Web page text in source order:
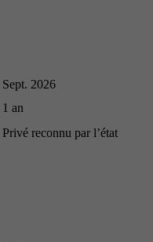
Sept. 2026
1 an
Privé reconnu par l’état